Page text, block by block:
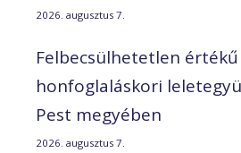
2026. augusztus 7.
Felbecsülhetetlen értékű
honfoglaláskori
Pest megyében
2026. augusztus 7.